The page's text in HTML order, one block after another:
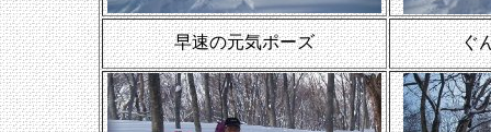
早速の元気ポーズ ぐ